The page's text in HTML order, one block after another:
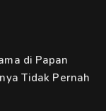
di Papan
Tidak Pernah